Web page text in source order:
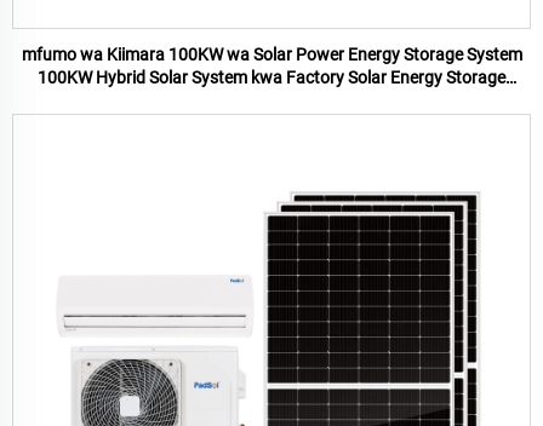
mfumo wa Kiimara 100KW wa Solar Power Energy Storage System
100KW Hybrid Solar System kwa Factory Solar Energy Storage